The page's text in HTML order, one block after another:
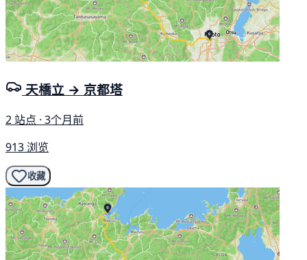
天橋立 → 京都塔
2 站点 · 3个月前
913 浏览
收藏